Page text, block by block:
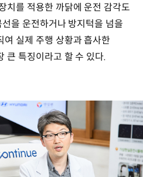
치를 적용한 까닭에 운전 감각도
을 운전하거나 방지턱을 넘을
실제 주행 상황과 흡사한
큰 특징이라고 할 수 있다.